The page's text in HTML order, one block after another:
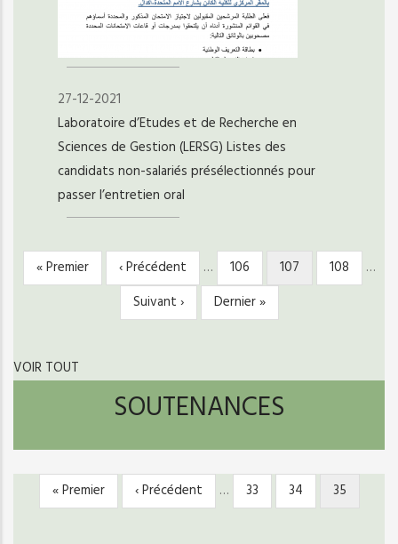
27-12-2021
Laboratoire d’Etudes et de Recherche en
Sciences de Gestion (LERSG) Listes des
candidats non-salariés présélectionnés pour
passer l’entretien oral
PAGINATION
Première
page
« Premier
Page
précédente
‹ Précédent … Page
106
Page
courante
107 Page
108
…
Page
suivante
Suivant ›
Dernière
page
Dernier »
VOIR TOUT
SOUTENANCES
PAGINATION
Première
page
« Premier
Page
précédente
‹ Précédent … Page
33 Page
34
Page
35